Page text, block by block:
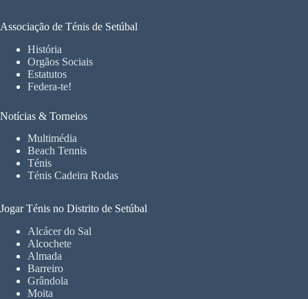
Associação de Ténis de Setúbal
História
Orgãos Sociais
Estatutos
Federa-te!
Notícias & Torneios
Multimédia
Beach Tennis
Ténis
Ténis Cadeira Rodas
Jogar Ténis no Distrito de Setúbal
Alcácer do Sal
Alcochete
Almada
Barreiro
Grândola
Moita